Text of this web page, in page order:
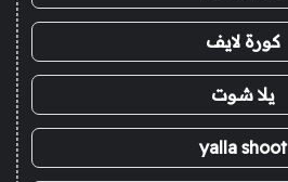
كورة لايف
يلا شوت
yalla shoot